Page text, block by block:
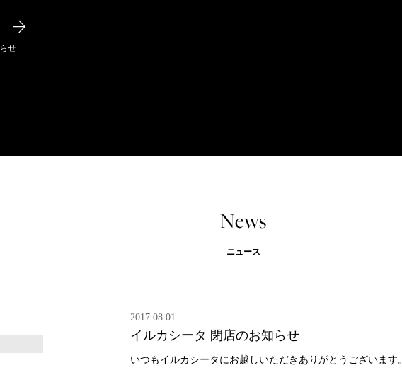
せ
News
ニュース
2017.08.01
イルカシータ 閉店のお知らせ
いつもイルカシータにお越しいただきありがとうございま